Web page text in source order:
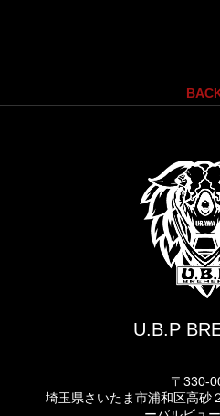
U.B.P
〒330-
埼玉県さいたま市浦和区高砂